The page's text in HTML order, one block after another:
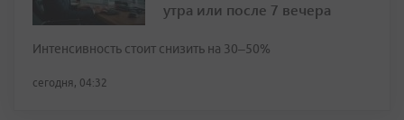
утра или после 7 вечера
Интенсивность стоит снизить на 30–50%
сегодня, 04:32